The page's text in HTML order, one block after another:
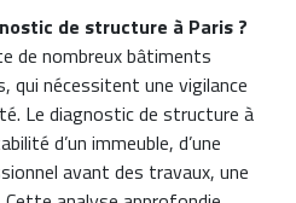
de structure à Paris ?
de nombreux bâtiments
qui nécessitent une vigilance
Le diagnostic de structure à
d’un immeuble, d’une
avant des travaux, une